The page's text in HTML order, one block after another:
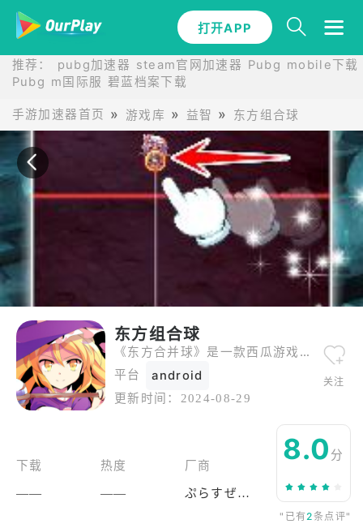
打开APP
推荐： pubg加速器 steam官网加速器 Pubg mobile下载
Pubg m国际服 碧蓝档案下载
手游加速器首页 游戏库 益智 东方组合球
打开APP
东方组合球
《东方合并球》是一款西瓜游戏风格的合并弹幕解谜角色扮演游戏，东方Project的角色变成球并横冲直撞。
平台
android
更新时间： 2024-08-29
关注
下载
——
热度
——
厂商
ぷらすぜろ。
8.0 分
"已有2 条点评"